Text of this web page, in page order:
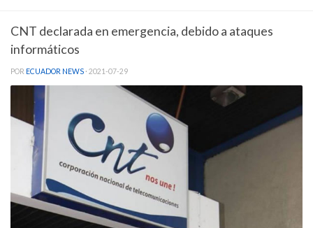
CNT declarada en emergencia, debido a ataques
informáticos
POR ECUADOR NEWS · 2021-07-29